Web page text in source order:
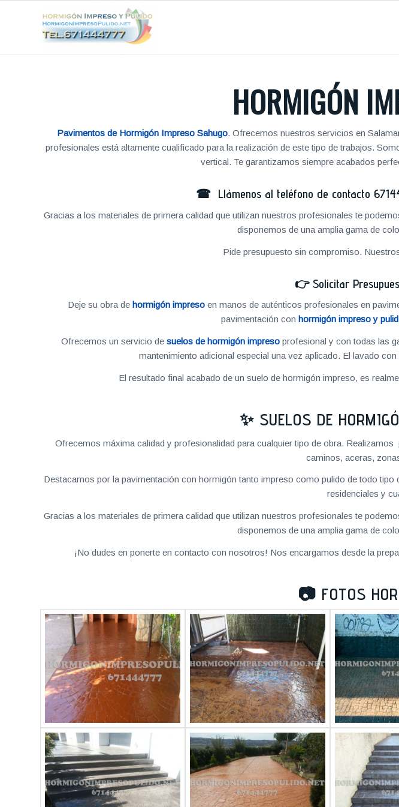
HORMIGÓN
Pavimentos de Hormigón Impreso Sahugo. Ofrecemos nuestros servicios en
profesionales está altamente cualificado para la realización de este tipo de trabajos.
vertical. Te garantizamos siempre acabados
☎ Llámenos al teléfono de contacto
Gracias a los materiales de primera calidad que utilizan nuestros profesionales te
disponemos de una amplia gama de
Pide presupuesto sin compromiso.
👉 Solicitar
Deje su obra de hormigón impresoen manos de auténticos profesionales en
pavimentación con hormigón impreso y
Ofrecemos un servicio de suelos de hormigón impresoprofesional y con todas las
mantenimiento adicional especial una vez aplicado. El lavado
El resultado final acabado de un suelo de hormigón impreso, es
✨ SUELOS DE
Ofrecemos máxima calidad y profesionalidad para cualquier tipo de obra.
caminos, aceras,
Destacamos por la pavimentación con hormigón tanto impreso como pulido de todo
residenciales y
Gracias a los materiales de primera calidad que utilizan nuestros profesionales te
disponemos de una amplia gama de
¡No dudes en ponerte en contacto con nosotros! Nos encargamos desde la
📷 FOTOS